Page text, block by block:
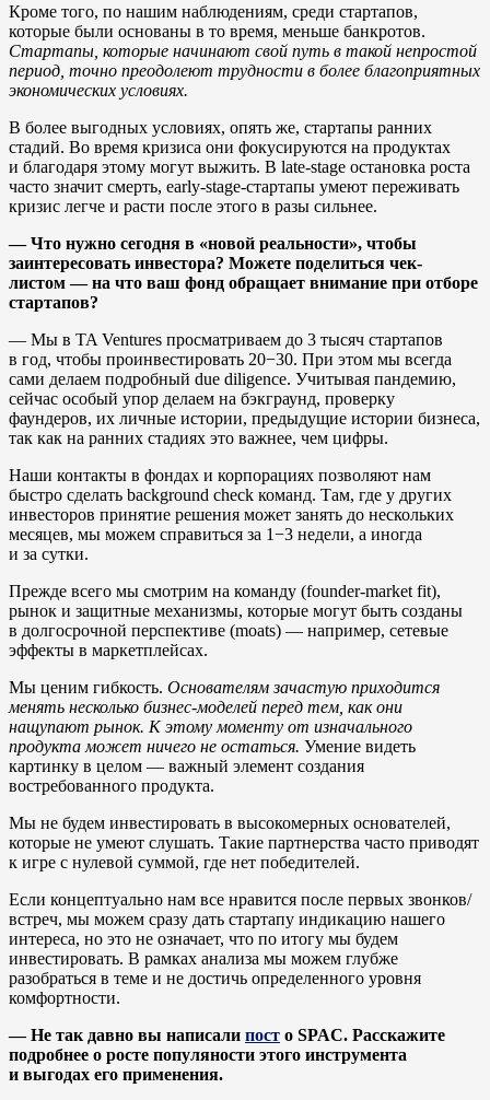
Кроме того, по нашим наблюдениям, среди стартапов,
которые были основаны в то время, меньше банкротов.
Стартапы, которые начинают свой путь в такой непростой
период, точно преодолеют трудности в более благоприятных
экономических условиях.
В более выгодных условиях, опять же, стартапы ранних
стадий. Во время кризиса они фокусируются на продуктах
и благодаря этому могут выжить. В late-stage остановка роста
часто значит смерть, early-stage-стартапы умеют переживать
кризис легче и расти после этого в разы сильнее.
— Что нужно сегодня в «новой реальности», чтобы
заинтересовать инвестора? Можете поделиться чек-
листом — на что ваш фонд обращает внимание при отборе
стартапов?
— Мы в TA Ventures просматриваем до 3 тысяч стартапов
в год, чтобы проинвестировать 20−30. При этом мы всегда
сами делаем подробный due diligence. Учитывая пандемию,
сейчас особый упор делаем на бэкграунд, проверку
фаундеров, их личные истории, предыдущие истории бизнеса,
так как на ранних стадиях это важнее, чем цифры.
Наши контакты в фондах и корпорациях позволяют нам
быстро сделать background check команд. Там, где у других
инвесторов принятие решения может занять до нескольких
месяцев, мы можем справиться за 1−3 недели, а иногда
и за сутки.
Прежде всего мы смотрим на команду (founder-market fit),
рынок и защитные механизмы, которые могут быть созданы
в долгосрочной перспективе (moats) — например, сетевые
эффекты в маркетплейсах.
Мы ценим гибкость. Основателям зачастую приходится
менять несколько бизнес-моделей перед тем, как они
нащупают рынок. К этому моменту от изначального
продукта может ничего не остаться. Умение видеть
картинку в целом — важный элемент создания
востребованного продукта.
Мы не будем инвестировать в высокомерных основателей,
которые не умеют слушать. Такие партнерства часто приводят
к игре с нулевой суммой, где нет победителей.
Если концептуально нам все нравится после первых звонков/
встреч, мы можем сразу дать стартапу индикацию нашего
интереса, но это не означает, что по итогу мы будем
инвестировать. В рамках анализа мы можем глубже
разобраться в теме и не достичь определенного уровня
комфортности.
— Не так давно вы написали пост о SPAC. Расскажите
подробнее о росте популяности этого инструмента
и выгодах его применения.